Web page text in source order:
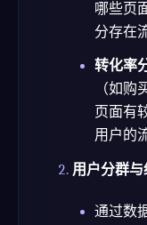
哪些页
分存在
转化率
（如
页面有
用户的
用户分群与
通过数